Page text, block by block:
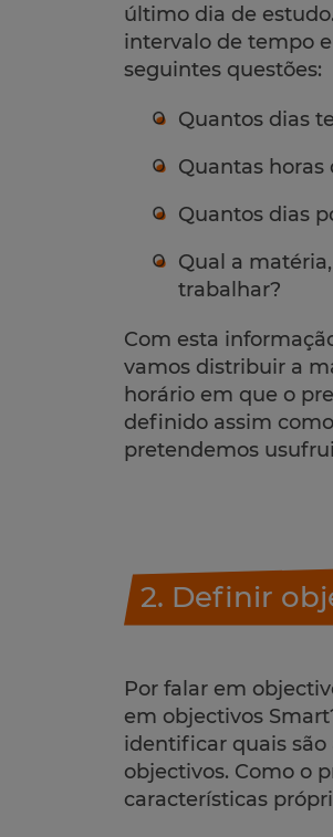
último dia de
intervalo de tempo
seguintes questões:
Quantos dias
Quantas horas
Quantos dias
Qual a
trabalhar?
Com esta
vamos distribuir a
horário em que o
definido assim
pretendemos
2. Definir
Por falar em
em objectivos
identificar quais
objectivos. Como o
características